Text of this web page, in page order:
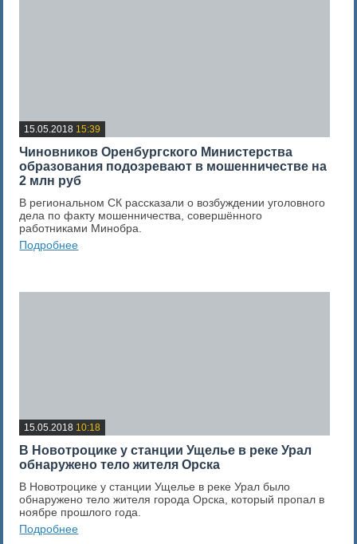
15.05.2018 15:39
Чиновников Оренбургского Министерства
образования подозревают в мошенничестве на
2 млн руб
В региональном СК рассказали о возбуждении уголовного
дела по факту мошенничества, совершённого
работниками Минобра.
Подробнее
15.05.2018 10:18
В Новотроцике у станции Ущелье в реке Урал
обнаружено тело жителя Орска
В Новотроцике у станции Ущелье в реке Урал было
обнаружено тело жителя города Орска, который пропал в
ноябре прошлого года.
Подробнее